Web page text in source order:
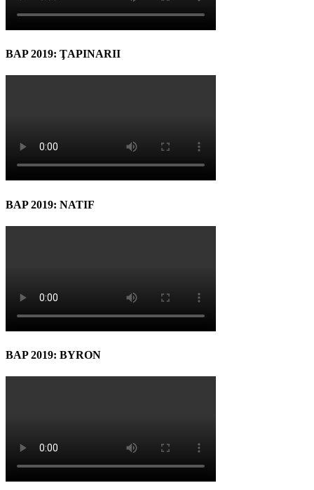
BAP 2019: ŢAPINARII
BAP 2019: NATIF
BAP 2019: BYRON